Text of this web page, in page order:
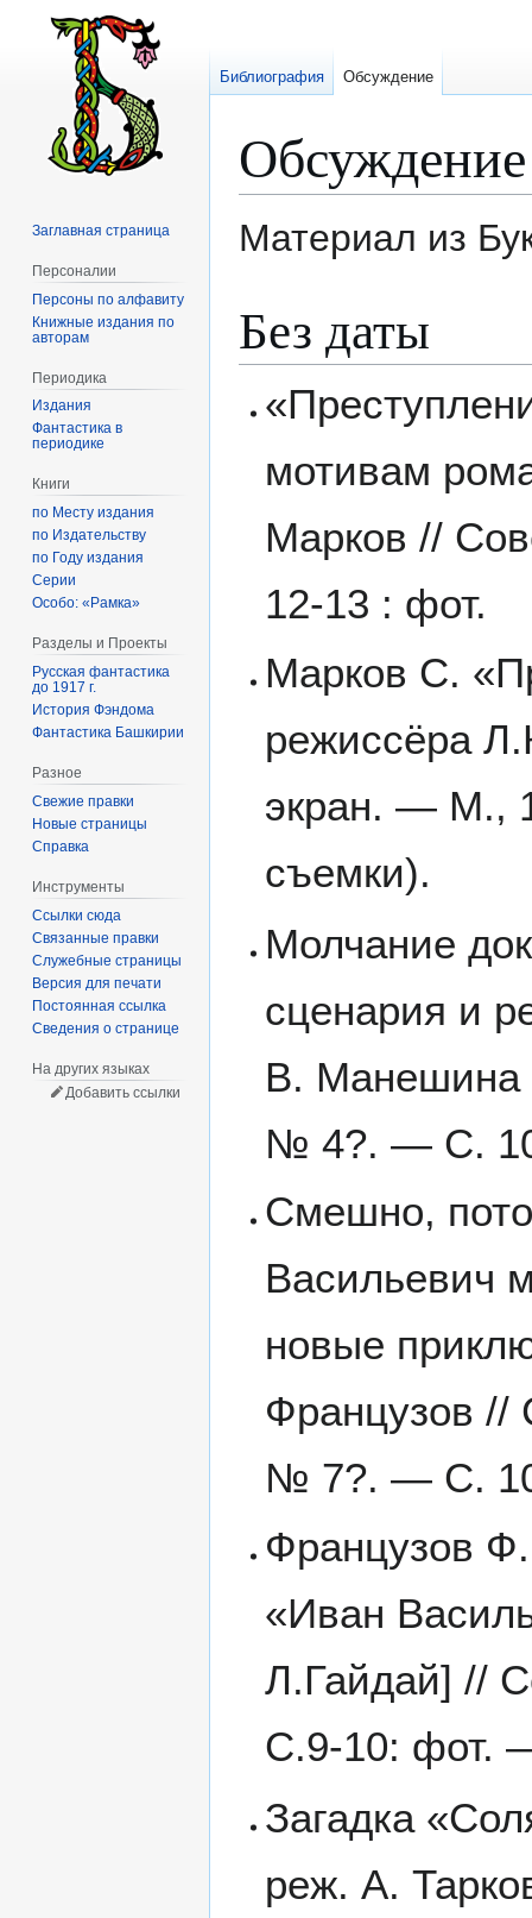
Материал из
навигации
поиску
Без даты
мотивам
Марков //
12-13 : фот.
Марков С.
режиссёра
экран. — М.,
съемки).
Молчание
сценария и
В. Манешина
№ 4?. — С.
Смешно,
Васильевич
новые
Французов //
№ 7?. — С.
Французов
«Иван
Л.Гайдай] //
С.9-10: фот.
Загадка
реж. А.
Библиография Обсуждение
Заглавная страница
Персоналии
Персоны по алфавиту
Книжные издания по
авторам
Периодика
Издания
Фантастика в
периодике
Книги
по Месту издания
по Издательству
по Году издания
Серии
Особо: «Рамка»
Разделы и Проекты
Русская фантастика
до 1917 г.
История Фэндома
Фантастика Башкирии
Разное
Свежие правки
Новые страницы
Справка
Инструменты
Ссылки сюда
Связанные правки
Служебные страницы
Версия для печати
Постоянная ссылка
Сведения о странице
На других языках
Добавить ссылки